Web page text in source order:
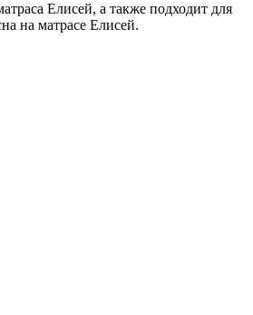
Елисей, а также подходит для
на матрасе Елисей.